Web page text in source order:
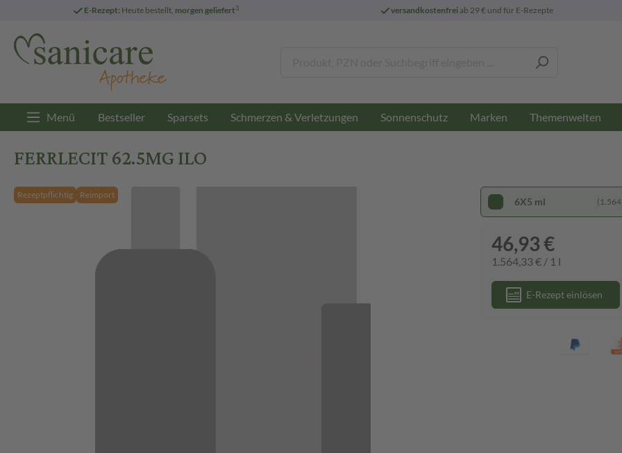
E-Rezept: Heute bestellt, morgen geliefert3 versandkostenfreiab 29 € und für E-Rezepte
Menü Bestseller Sparsets Schmerzen & Verletzungen Sonnenschutz Marken Themenwelten
FERRLECIT 62.5MG ILO
Rezeptpflichtig Reimport
6X5 ml
46,93 €
1.564,33 € / 1 l
E-Rezept einlösen